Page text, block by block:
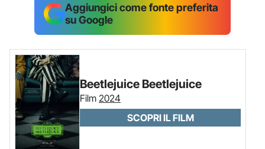
Aggiungici come fonte preferita
su Google
Beetlejuice Beetlejuice
Film 2024
SCOPRI IL FILM